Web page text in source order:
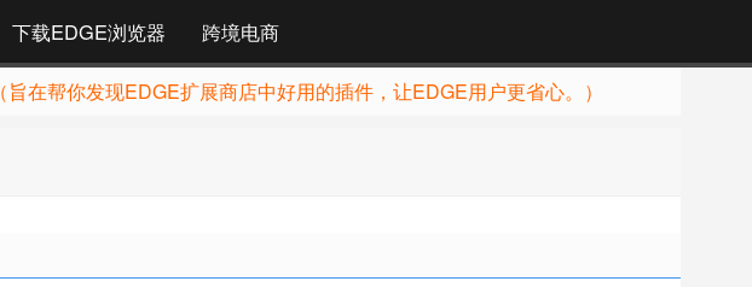
下载EDGE浏览器 跨境电商
（旨在帮你发现EDGE扩展商店中好用的插件，让EDGE用户更省心。）